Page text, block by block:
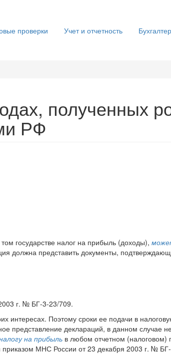
проверки Учет и отчетность
полученных
РФ
государстве налог на прибыль (доходы),
должна представить документы,
г. № БГ-3-23/709.
интересах. Поэтому сроки ее подачи в
представление деклараций, в данном случае
на прибыль в любом отчетном (налоговом)
приказом МНС России от 23 декабря 2003 г. №